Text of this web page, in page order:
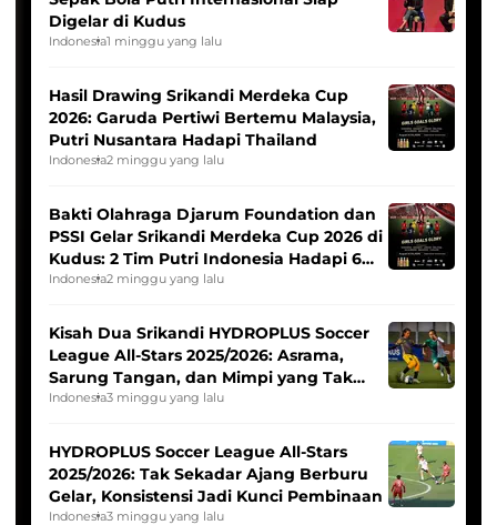
Digelar di Kudus
Indonesia1 minggu yang lalu
Hasil Drawing Srikandi Merdeka Cup
2026: Garuda Pertiwi Bertemu Malaysia,
Putri Nusantara Hadapi Thailand
Indonesia2 minggu yang lalu
Bakti Olahraga Djarum Foundation dan
PSSI Gelar Srikandi Merdeka Cup 2026 di
Kudus: 2 Tim Putri Indonesia Hadapi 6
Tim Asia
Indonesia2 minggu yang lalu
Kisah Dua Srikandi HYDROPLUS Soccer
League All-Stars 2025/2026: Asrama,
Sarung Tangan, dan Mimpi yang Tak
Pernah Padam
Indonesia3 minggu yang lalu
HYDROPLUS Soccer League All-Stars
2025/2026: Tak Sekadar Ajang Berburu
Gelar, Konsistensi Jadi Kunci Pembinaan
Indonesia3 minggu yang lalu